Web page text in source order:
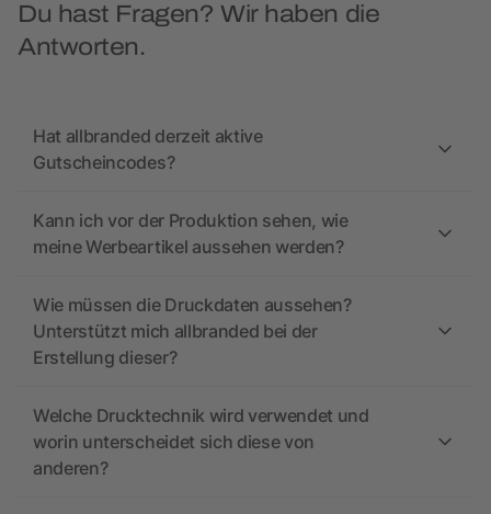
Du hast Fragen? Wir haben die
Antworten.
Hat allbranded derzeit aktive
Gutscheincodes?
Kann ich vor der Produktion sehen, wie
meine Werbeartikel aussehen werden?
Wie müssen die Druckdaten aussehen?
Unterstützt mich allbranded bei der
Erstellung dieser?
Welche Drucktechnik wird verwendet und
worin unterscheidet sich diese von
anderen?